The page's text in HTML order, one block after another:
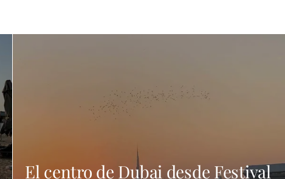
El centro de Dubai desde Festival